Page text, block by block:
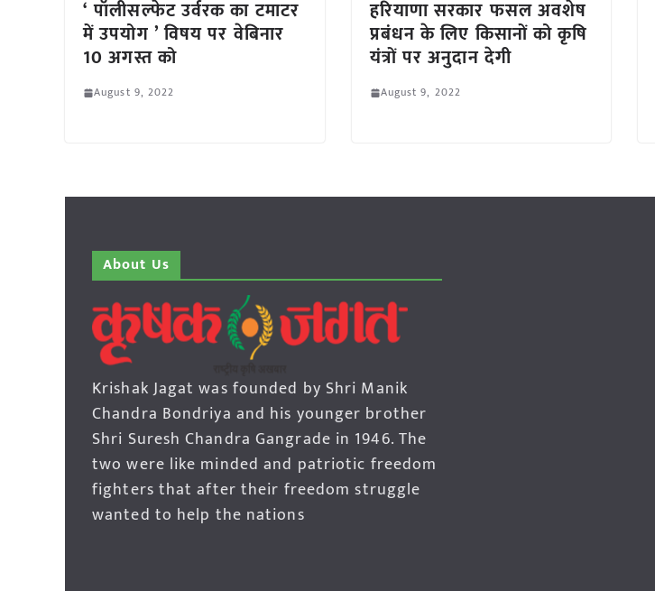
‘ पॉलीसल्फेट उर्वरक का टमाटर
में उपयोग ’ विषय पर वेबिनार
10 अगस्त को
August 9, 2022
हरियाणा सरकार फसल अवशेष
प्रबंधन के लिए किसानों को कृषि
यंत्रों पर अनुदान देगी
August 9, 2022
About Us
Krishak Jagat was founded by Shri Manik
Chandra Bondriya and his younger brother
Shri Suresh Chandra Gangrade in 1946. The
two were like minded and patriotic freedom
fighters that after their freedom struggle
wanted to help the nations